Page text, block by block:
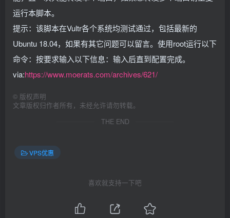
运行本脚本。
提示：该脚本在Vultr各个系统均测试通过，包括最新的
Ubuntu 18.04，如果有其它问题可以留言。使用root运行以下
命令：按要求输入以下信息：输入后直到配置完成。
via:https://www.moerats.com/archives/621/
© 版权声明
文章版权归作者所有，未经允许请勿转载。
THE END
VPS优惠
喜欢就支持一下吧